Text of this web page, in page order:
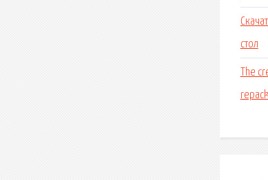
стол
The
repack